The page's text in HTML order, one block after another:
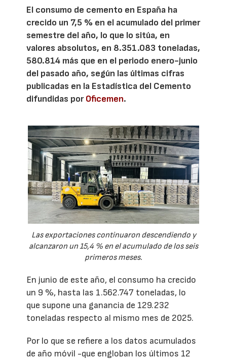
El consumo de cemento en España ha
crecido un 7,5 % en el acumulado del primer
semestre del año, lo que lo sitúa, en
valores absolutos, en 8.351.083 toneladas,
580.814 más que en el periodo enero-junio
del pasado año, según las últimas cifras
publicadas en la Estadística del Cemento
difundidas porOficemen.
Las exportaciones continuaron descendiendo y
alcanzaron un 15,4 % en el acumulado de los seis
primeros meses.
En junio de este año, el consumo ha crecido
un 9 %, hasta las 1.562.747 toneladas, lo
que supone una ganancia de 129.232
toneladas respecto al mismo mes de 2025.
Por lo que se refiere a los datos acumulados
de año móvil -que engloban los últimos 12